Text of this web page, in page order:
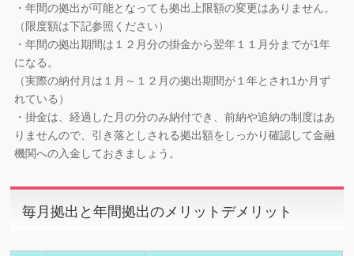
・年間の拠出が可能となっても拠出上限額の変更はありません。
（限度額は下記参照ください）
・年間の拠出期間は１２月分の掛金から翌年１１月分までが1年
になる。
（実際の納付月は１月～１２月の拠出期間が１年とされ1か月ず
れている）
・掛金は、経過した月の分のみ納付でき、前納や追納の制度はあ
りませんので、引き落としされる拠出額をしっかり確認して金融
機関への入金しておきましょう。
毎月拠出と年間拠出のメリットデメリット